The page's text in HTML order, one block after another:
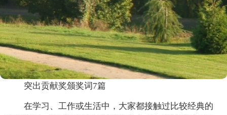
突出贡献奖颁奖词7篇
在学习、工作或生活中，大家都接触过比较经典的